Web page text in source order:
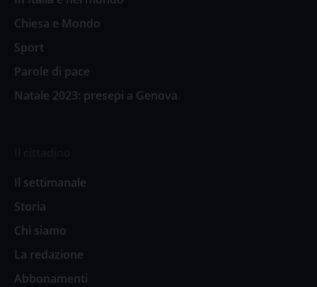
Chiesa e Mondo
Sport
Parole di pace
Natale 2023: presepi a Genova
Il settimanale
Storia
Chi siamo
La redazione
Abbonamenti